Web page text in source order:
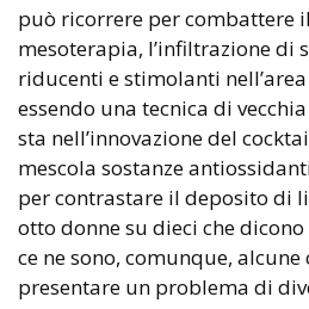
può ricorrere per combattere
mesoterapia, l’infiltrazione di
riducenti e stimolanti
essendo una tecnica di
sta nell’innovazione del
mescola sostanze
per contrastare il deposito di
otto donne su dieci che
ce ne sono, comunque,
presentare un problema di